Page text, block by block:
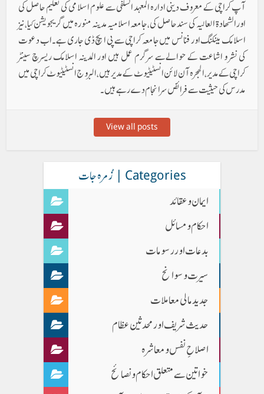
آپ کراچی کے معروف دینی ادارہ المعہد السلفی سے علوم اسلامی کی تعلیم حاصل کی
اورالشھادۃ العالیہ کی سند حاصل کی، جامعہ اسلامیہ مدینہ منورہ میں گریجویشن کیا، نیز
اسلامک بینکنگ اور فنانس میں جامعہ کراچی سے پی ایچ ڈی جاری ہے۔ اب دعوت
کی نشر و اشاعت کے حوالےسے سرگرم عمل ہیں اور المدینہ اسلامک ریسرچ سینٹر
کراچی کے مدیر ، الھجرہ آن لائن انسٹیٹیوٹ کے مدیر ہیں ، البروج انسٹیٹیوٹ کراچی میں
مدرس کی حیثیت سے فرائض سرانجام دے رہے ہیں۔
View all posts
Categories | زُمرہ جات
ایمان وعقائد
احکام و مسائل
بدعات اور رسومات
سیرت و سوانح
جدید مالی معاملات
حدیث شریف اور محدثین عظام
اصلاحِ نفس و معاشرہ
خواتین سے متعلق احکام و نصائح